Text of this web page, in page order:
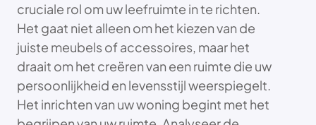
cruciale rol om uw leefruimte in te richten.
Het gaat niet alleen om het kiezen van de
juiste meubels of accessoires, maar het
draait om het creëren van een ruimte die uw
persoonlijkheid en levensstijl weerspiegelt.
Het inrichten van uw woning begint met het